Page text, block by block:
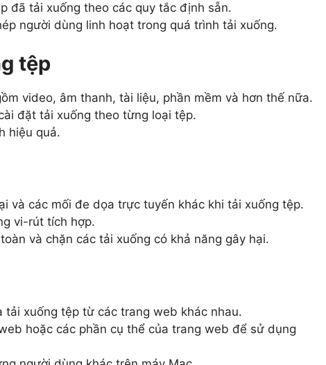
đã tải xuống theo các quy tắc định sẵn.
người dùng linh hoạt trong quá trình tải xuống.
tệp
video, âm thanh, tài liệu, phần mềm và hơn thế nữa.
đặt tải xuống theo từng loại tệp.
hiệu quả.
và các mối đe dọa trực tuyến khác khi tải xuống tệp.
vi-rút tích hợp.
và chặn các tải xuống có khả năng gây hại.
xuống tệp từ các trang web khác nhau.
hoặc các phần cụ thể của trang web để sử dụng